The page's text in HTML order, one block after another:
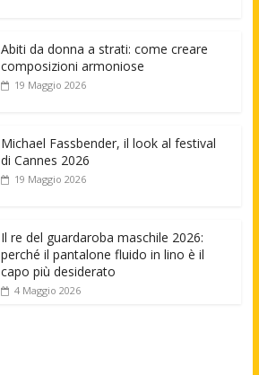
Abiti da donna a strati: come creare
composizioni armoniose
19 Maggio 2026
Michael Fassbender, il look al festival
di Cannes 2026
19 Maggio 2026
Il re del guardaroba maschile 2026:
perché il pantalone fluido in lino è il
capo più desiderato
4 Maggio 2026